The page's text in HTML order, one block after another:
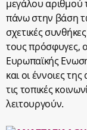
μεγάλου αριθμού
πάνω στην βάση
σχετικές
τους πρόσφυγες,
Ευρωπαϊκής
και οι έννοιες
τις τοπικές
λειτουργούν.